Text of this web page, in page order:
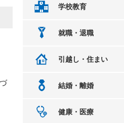
学校教育
就職・退職
引越し・住まい
結婚・離婚
健康・医療